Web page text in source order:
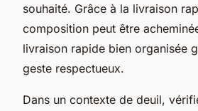
souhaité. Grâce à la livraison
composition peut être
livraison rapide bien organisée
geste respectueux.
Dans un contexte de deuil,